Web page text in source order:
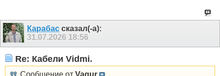
Карабас сказал(-а):
31.07.2026 18:56
Re: Кабели Vidmi.